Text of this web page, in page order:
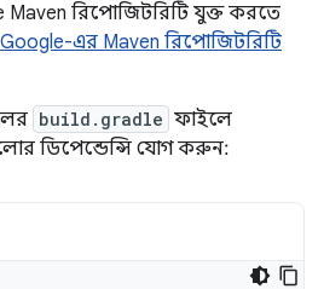
Maven রিপোজিটরিটি যুক্ত করতে
Google-এর Maven রিপোজিটরিটি
build.gradle ফাইলে
ডিপেন্ডেন্সি যোগ করুন: